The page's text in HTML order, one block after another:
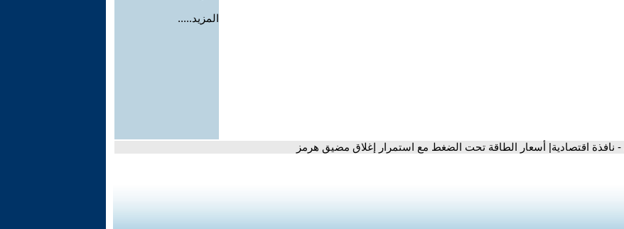
المزيد.....
- نافذة اقتصادية| أسعار الطاقة تحت الضغط مع استمرار إغلاق مضيق هرمز